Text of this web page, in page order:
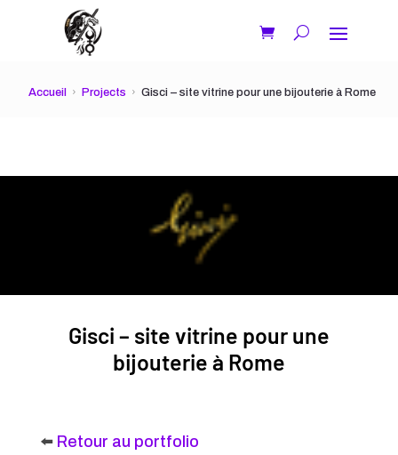
Accueil Projects Gisci – site vitrine pour une bijouterie à Rome
Gisci – site vitrine pour une
bijouterie à Rome
⬅️ Retour au portfolio